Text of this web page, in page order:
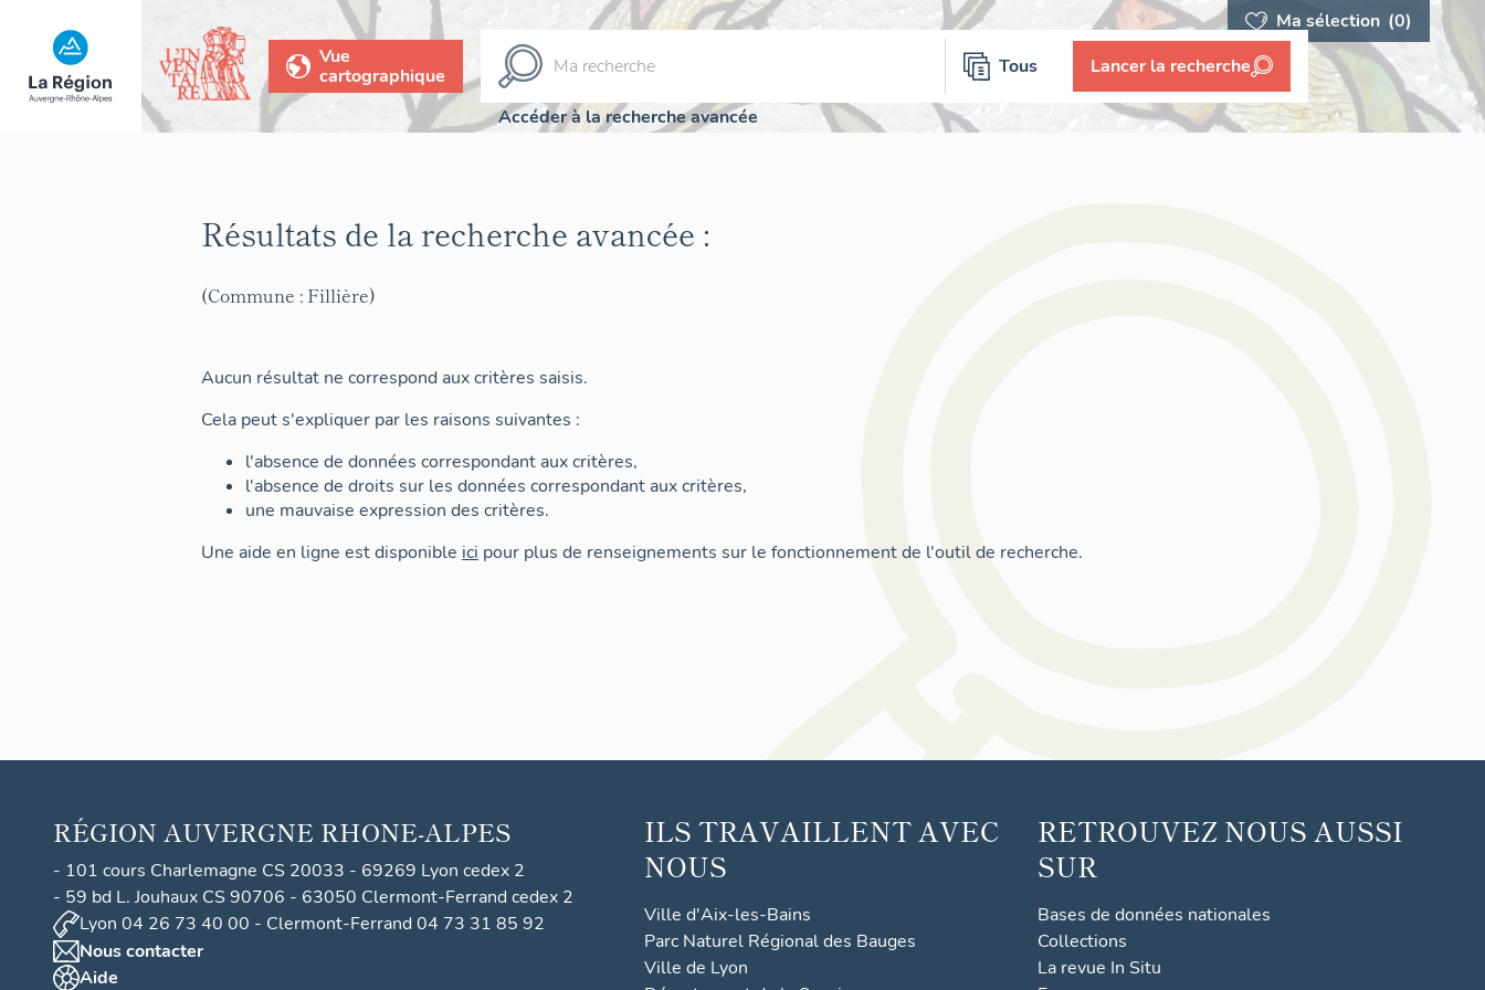
Ma sélection (0)
Vue
cartographique
Tous Lancer la recherche
Accéder à la recherche avancée
Résultats de la recherche avancée :
(Commune : Fillière)
Aucun résultat ne correspond aux critères saisis.
Cela peut s'expliquer par les raisons suivantes :
l'absence de données correspondant aux critères,
l'absence de droits sur les données correspondant aux critères,
une mauvaise expression des critères.
Une aide en ligne est disponible ici pour plus de renseignements sur le fonctionnement de l'outil de recherche.
RÉGION AUVERGNE RHONE-ALPES
- 101 cours Charlemagne CS 20033 - 69269 Lyon cedex 2
- 59 bd L. Jouhaux CS 90706 - 63050 Clermont-Ferrand cedex 2
Lyon 04 26 73 40 00 - Clermont-Ferrand 04 73 31 85 92
Nous contacter
Aide
ILS TRAVAILLENT AVEC
NOUS
Ville d'Aix-les-Bains
Parc Naturel Régional des Bauges
Ville de Lyon
RETROUVEZ NOUS AUSSI
SUR
Bases de données nationales
Collections
La revue In Situ